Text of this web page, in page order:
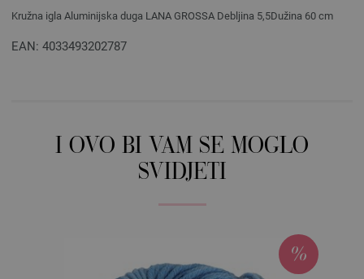
Kružna igla Aluminijska duga LANA GROSSA Debljina 5,5Dužina 60 cm
EAN: 4033493202787
I OVO BI VAM SE MOGLO
SVIDJETI